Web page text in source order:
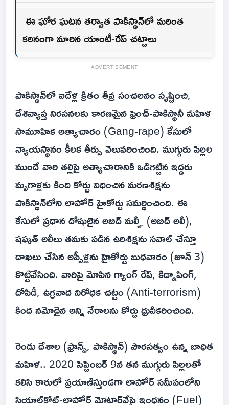
ఈ ఘోర ఘటన తర్వాత పాకిస్థాన్‌లో మరింత
కఠినంగా మారిన యాంటీ-రేప్ చట్టాలు
ADVERTISEMENT
పాకిస్థాన్‌లో ఐదేళ్ల క్రితం తీవ్ర సంచలనం సృష్టించి,
దేశవ్యాప్త నిరసనలకు కారణమైన ఫ్రెంచ్-పాకిస్థానీ మహిళ
సామూహిక అత్యాచారం (Gang-rape) కేసులో
న్యాయస్థానం కీలక తీర్పు వెలువరించింది. ముగ్గురు పిల్లల
ముందే వారి తల్లిపై అత్యాచారానికి ఒడిగట్టిన ఇద్దరు
మృగాళ్లకు కింది కోర్టు విధించిన మరణశిక్షను
పాకిస్థాన్‌లోని లాహోర్ హైకోర్టు సమర్థించింది. ఈ
కేసులో ప్రధాన దోషులైన అబిద్ మల్హీ (అబిద్ అలీ),
షఫ్కత్ అలీలు తమకు పడిన ఉరిశిక్షను సవాల్ చేస్తూ
దాఖలు చేసిన అప్పీళ్లను హైకోర్టు బుధవారం (జూన్ 3)
కొట్టివేసింది. వారిపై మోపిన గ్యాంగ్ రేప్, కిడ్నాపింగ్,
దోపిడీ, ఉగ్రవాద నిరోధక చట్టం (Anti-terrorism)
కింద నమోదైన అన్ని నేరాలను కోర్టు ధ్రువీకరించింది.
రెండు దేశాల (ఫ్రాన్స్, పాకిస్థాన్) పౌరసత్వం ఉన్న బాధిత
మహిళ.. 2020 సెప్టెంబర్ 9న తన ముగ్గురు పిల్లలతో
కలిసి కారులో ప్రయాణిస్తుండగా లాహోర్ సమీపంలోని
సియాల్‌కోట్-లాహోర్ మోటార్‌వేపై ఇంధనం (Fuel)